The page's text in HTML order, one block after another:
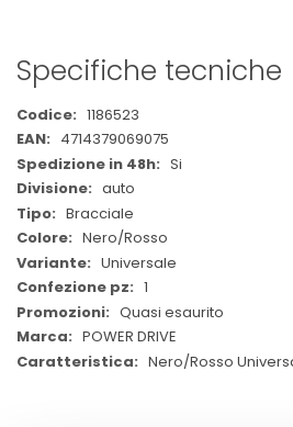
Specifiche tecniche
Maggiori
Informazioni
1186523
4714379069075
Si
auto
Bracciale
Nero/Rosso
Universale
1
Quasi esaurito
POWER DRIVE
Nero/Rosso